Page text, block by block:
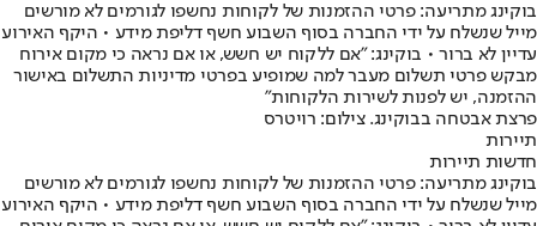
בוקינג מתריעה: פרטי ההזמנות של לקוחות נחשפו לגורמים לא מורשים
מייל שנשלח על ידי החברה בסוף השבוע חשף דליפת מידע • היקף האירוע
עדיין לא ברור • בוקינג: "אם ללקוח יש חשש, או אם נראה כי מקום אירוח
מבקש פרטי תשלום מעבר למה שמופיע בפרטי מדיניות התשלום באישור
ההזמנה, יש לפנות לשירות הלקוחות"
פרצת אבטחה בבוקינג. צילום: רויטרס
תיירות
חדשות תיירות
בוקינג מתריעה: פרטי ההזמנות של לקוחות נחשפו לגורמים לא מורשים
מייל שנשלח על ידי החברה בסוף השבוע חשף דליפת מידע • היקף האירוע